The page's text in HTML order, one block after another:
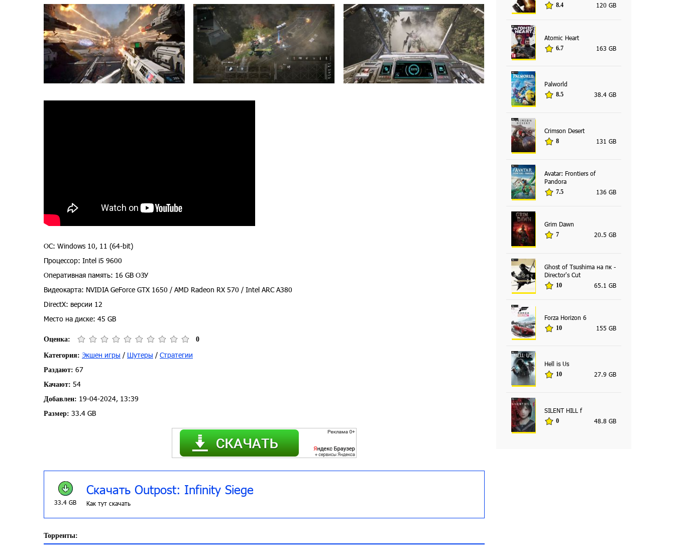
ОС: Windows 10, 11 (64-bit)
Процессор: Intel i5 9600
Оперативная память: 16 GB ОЗУ
Видеокарта: NVIDIA GeForce GTX 1650 / AMD Radeon RX 570 / Intel ARC A380
DirectX: версии 12
Место на диске: 45 GB
Оценка: 0
Категория: Экшен игры / Шутеры / Стратегии
Раздают: 67
Качают: 54
Добавлен: 19-04-2024, 13:39
Размер: 33.4 GB
33.4 GB
Скачать Outpost: Infinity Siege
Как тут скачать
Торренты:
8.4 120 GB
Atomic Heart
6.7 163 GB
Palworld
8.5 38.4 GB
Crimson Desert
8 131 GB
Avatar: Frontiers of
Pandora
7.5 136 GB
Grim Dawn
7 20.5 GB
Ghost of Tsushima на пк -
Director's Cut
10 65.1 GB
Forza Horizon 6
10 155 GB
Hell is Us
10 27.9 GB
SILENT HILL f
0 48.8 GB